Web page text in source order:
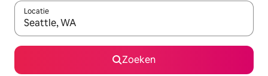
Locatie
Wanneer er suggesties beschikbaar zijn, maak je een keuze
Zoeken